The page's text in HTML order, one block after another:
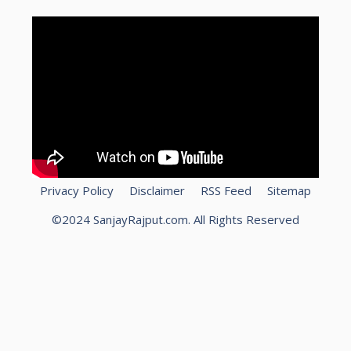
Privacy Policy Disclaimer RSS Feed
Sitemap
©2024 SanjayRajput.com. All Rights Reserved